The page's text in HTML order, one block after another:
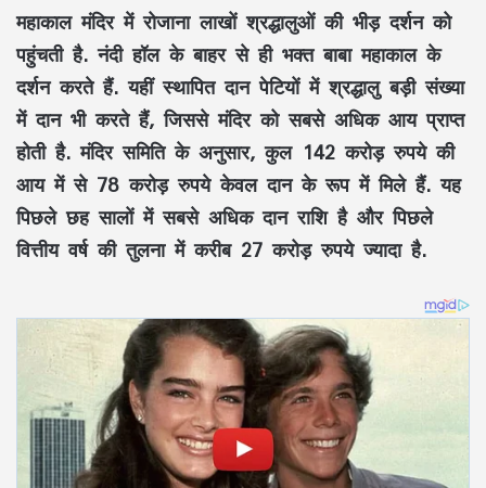
महाकाल मंदिर में रोजाना लाखों श्रद्धालुओं की भीड़ दर्शन को
पहुंचती है. नंदी हॉल के बाहर से ही भक्त बाबा महाकाल के
दर्शन करते हैं. यहीं स्थापित दान पेटियों में श्रद्धालु बड़ी संख्या
में दान भी करते हैं, जिससे मंदिर को सबसे अधिक आय प्राप्त
होती है. मंदिर समिति के अनुसार, कुल 142 करोड़ रुपये की
आय में से 78 करोड़ रुपये केवल दान के रूप में मिले हैं. यह
पिछले छह सालों में सबसे अधिक दान राशि है और पिछले
वित्तीय वर्ष की तुलना में करीब 27 करोड़ रुपये ज्यादा है.